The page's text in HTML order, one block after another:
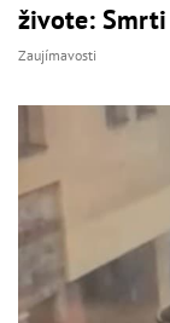
živote:
Zaujímavosti